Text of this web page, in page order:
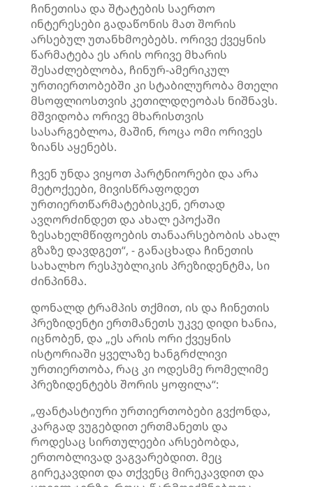
ჩინეთისა და შტატების საერთო
ინტერესები გადაწონის მათ შორის
არსებულ უთანხმოებებს. ორივე ქვეყნის
წარმატება ეს არის ორივე მხარის
შესაძლებლობა, ჩინურ-ამერიკულ
ურთიერთობებში კი სტაბილურობა მთელი
მსოფლიოსთვის კეთილდღეობას ნიშნავს.
მშვიდობა ორივე მხარისთვის
სასარგებლოა, მაშინ, როცა ომი ორივეს
ზიანს აყენებს.
ჩვენ უნდა ვიყოთ პარტნიორები და არა
მეტოქეები, მივისწრაფოდეთ
ურთიერთწარმატებისკენ, ერთად
ავღორძინდეთ და ახალ ეპოქაში
ზესახელმწიფოების თანაარსებობის ახალ
გზაზე დავდგეთ“, - განაცხადა ჩინეთის
სახალხო რესპუბლიკის პრეზიდენტმა, სი
ძინპინმა.
დონალდ ტრამპის თქმით, ის და ჩინეთის
პრეზიდენტი ერთმანეთს უკვე დიდი ხანია,
იცნობენ, და „ეს არის ორი ქვეყნის
ისტორიაში ყველაზე ხანგრძლივი
ურთიერთობა, რაც კი ოდესმე რომელიმე
პრეზიდენტებს შორის ყოფილა“:
„ფანტასტიური ურთიერთობები გვქონდა,
კარგად ვუგებდით ერთმანეთს და
როდესაც სირთულეები არსებობდა,
ერთობლივად ვაგვარებდით. მეც
გირეკავდით და თქვენც მირეკავდით და